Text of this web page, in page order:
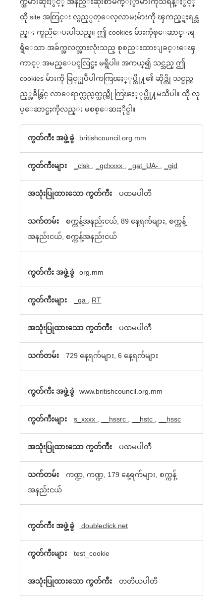
ထို site အတြင္း လွည့္ပတ္ေလ့လာမႈမ်ားကို ၾကည့္ရႈရန္လ
ည္း ကူညီေပးပါသည္။ ဤ cookies မ်ားကိုစုေဆာင္းရ
ရွိေသာ အခ်က္အလက္အားလုံးသည္ စုစည္းထားျခင္းေၾ
ကာင့္ အမည္ေပၚလြင္မႈ မရွိပါ။ အကယ္၍ သင္သည္ ဤ
cookies မ်ားကို ခြင့္မျပဳပါကကြၽႏ္ုပ္တို႔၏ ဆိုဒ္ကို သင္မည္သ
ည့္အခ်ိန္တြင္ လာေရာက္လည္ပတ္သည္ကို ကြၽႏ္ုပ္တို႔မသိပါ။ ထို လု
ပ္ေဆာင္မႈကိုလည္း မစစ္ေဆးႏိုင္ပါ။
င္႐ြ
cookie
britishcouncil.org.mm
_clsk _gclxxxx _gat_UA- _gid
ပထမပါတီ
စက္ကန့်အနည်းငယ်, 89 နေ့ရက်များ, စက္ကန့်
အနည်းငယ်, စက္ကန့်အနည်းငယ်
org.mm
_ga RT
ပထမပါတီ
729 နေ့ရက်များ, 6 နေ့ရက်များ
www.britishcouncil.org.mm
s_xxxx __hssrc __hstc __hssc
ပထမပါတီ
ကဏ္ဍ, ကဏ္ဍ, 179 နေ့ရက်များ, စက္ကန့်
အနည်းငယ်
doubleclick.net
test_cookie
တတိယပါတီ